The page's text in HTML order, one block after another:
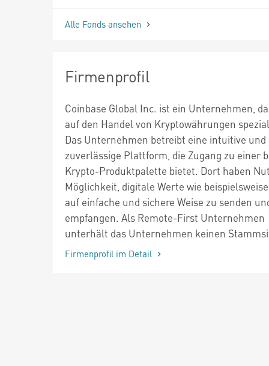
Alle Fonds ansehen
Firmenprofil
Coinbase Global Inc. ist ein Unternehmen,
auf den Handel von Kryptowährungen
Das Unternehmen betreibt eine intuitive und
zuverlässige Plattform, die Zugang zu einer
Krypto-Produktpalette bietet. Dort haben
Möglichkeit, digitale Werte wie
auf einfache und sichere Weise zu senden
empfangen. Als Remote-First Unternehmen
unterhält das Unternehmen keinen
Firmenprofil im Detail